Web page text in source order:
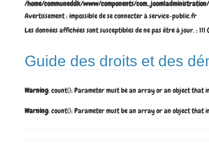
/home/communeddk/www/components/
Avertissement : impossible de se connecter à service-public.fr
Les données affichées sont susceptibles de ne pas être à jour. :
Guide des droits et des
Warning: count(): Parameter must be an array or an object that
Warning: count(): Parameter must be an array or an object that